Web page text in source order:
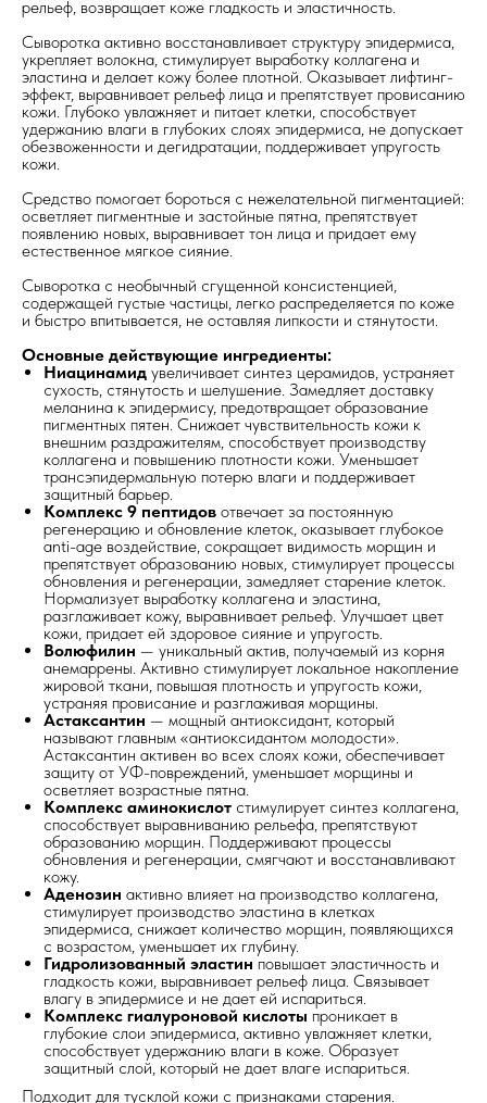
рельеф, возвращает коже гладкость и эластичность.
Сыворотка активно восстанавливает структуру эпидермиса,
укрепляет волокна, стимулирует выработку коллагена и
эластина и делает кожу более плотной. Оказывает лифтинг-
эффект, выравнивает рельеф лица и препятствует провисанию
кожи. Глубоко увлажняет и питает клетки, способствует
удержанию влаги в глубоких слоях эпидермиса, не допускает
обезвоженности и дегидратации, поддерживает упругость
кожи.
Средство помогает бороться с нежелательной пигментацией:
осветляет пигментные и застойные пятна, препятствует
появлению новых, выравнивает тон лица и придает ему
естественное мягкое сияние.
Сыворотка с необычный сгущенной консистенцией,
содержащей густые частицы, легко распределяется по коже
и быстро впитывается, не оставляя липкости и стянутости.
Основные действующие ингредиенты:
Ниацинамид увеличивает синтез церамидов, устраняет
сухость, стянутость и шелушение. Замедляет доставку
меланина к эпидермису, предотвращает образование
пигментных пятен. Снижает чувствительность кожи к
внешним раздражителям, способствует производству
коллагена и повышению плотности кожи. Уменьшает
трансэпидермальную потерю влаги и поддерживает
защитный барьер.
Комплекс 9 пептидов отвечает за постоянную
регенерацию и обновление клеток, оказывает глубокое
anti-age воздействие, сокращает видимость морщин и
препятствует образованию новых, стимулирует процессы
обновления и регенерации, замедляет старение клеток.
Нормализует выработку коллагена и эластина,
разглаживает кожу, выравнивает рельеф. Улучшает цвет
кожи, придает ей здоровое сияние и упругость.
Волюфилин — уникальный актив, получаемый из корня
анемаррены. Активно стимулирует локальное накопление
жировой ткани, повышая плотность и упругость кожи,
устраняя провисание и разглаживая морщины.
Астаксантин — мощный антиоксидант, который
называют главным «антиоксидантом молодости».
Астаксантин активен во всех слоях кожи, обеспечивает
защиту от УФ-повреждений, уменьшает морщины и
осветляет возрастные пятна.
Комплекс аминокислот стимулирует синтез коллагена,
способствует выравниванию рельефа, препятствуют
образованию морщин. Поддерживают процессы
обновления и регенерации, смягчают и восстанавливают
кожу.
Аденозин активно влияет на производство коллагена,
стимулирует производство эластина в клетках
эпидермиса, снижает количество морщин, появляющихся
с возрастом, уменьшает их глубину.
Гидролизованный эластинповышает эластичность и
гладкость кожи, выравнивает рельеф лица. Связывает
влагу в эпидермисе и не дает ей испариться.
Комплекс гиалуроновой кислоты проникает в
глубокие слои эпидермиса, активно увлажняет клетки,
способствует удержанию влаги в коже. Образует
защитный слой, который не дает влаге испариться.
Подходит для тусклой кожи с признаками старения.